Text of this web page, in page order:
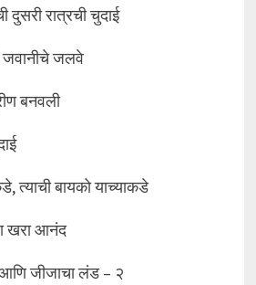
दुसरी रात्रची चुदाई
जवानीचे जलवे
बनवली
त्याची बायको याच्याकडे
खरा आनंद
जीजाचा लंड – २